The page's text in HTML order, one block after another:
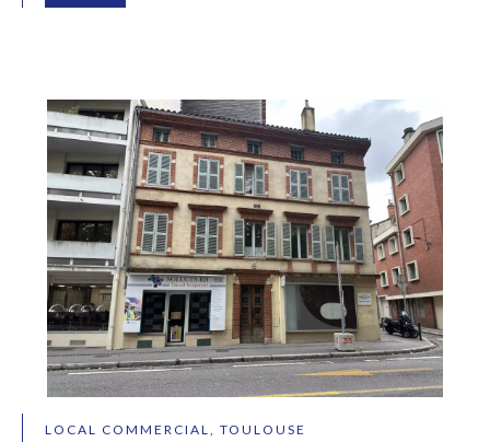
LOCAL COMMERCIAL, TOULOUSE